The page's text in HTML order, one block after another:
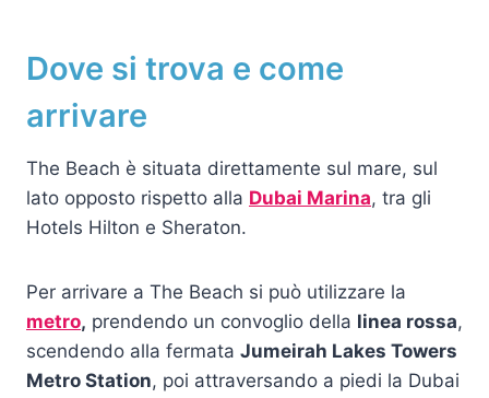
Dove si trova e come
arrivare
The Beach è situata direttamente sul mare, sul
lato opposto rispetto alla Dubai Marina, tra gli
Hotels Hilton e Sheraton.
Per arrivare a The Beach si può utilizzare la
metro, prendendo un convoglio della linea rossa,
scendendo alla fermata Jumeirah Lakes Towers
Metro Station, poi attraversando a piedi la Dubai